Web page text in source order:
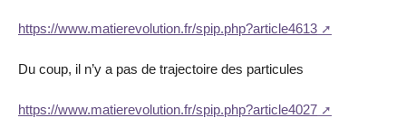
https://www.matierevolution.fr/spip.php?article4613
Du coup, il n’y a pas de trajectoire des particules
https://www.matierevolution.fr/spip.php?article4027